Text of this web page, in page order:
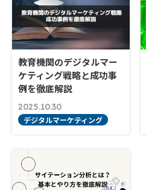
教育機関のデジタルマー
ケティング戦略と成功事
例を徹底解説
2025.10.30
デジタルマーケティング